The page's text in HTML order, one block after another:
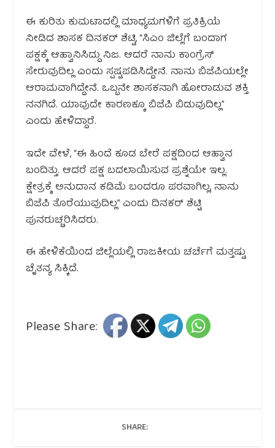
ಈ ಕುರಿತು ಕುಮಟಾದಲ್ಲಿ ಮಾಧ್ಯಮಗಳಿಗೆ ಪ್ರತಿಕ್ರಿಯೆ
ನೀಡಿದ ಶಾಸಕ ದಿನಕರ್ ಶೆಟ್ಟಿ, “ಸಿಎಂ ಜಿಲ್ಲೆಗೆ ಬಂದಾಗ
ಪಕ್ಷಕ್ಕೆ ಆಹ್ವಾನಿಸಿದ್ದು ನಿಜ. ಆದರೆ ನಾನು ಕಾಂಗ್ರೆಸ್
ಸೇರುವುದಿಲ್ಲ ಎಂದು ಸ್ಪಷ್ಟಪಡಿಸಿದ್ದೇನೆ. ನಾನು ಬಿಜೆಪಿಯಲ್ಲೇ
ಆರಾಮವಾಗಿದ್ದೇನೆ. ಒಬ್ಬನೇ ಶಾಸಕನಾಗಿ ಹೋರಾಡುವ ಶಕ್ತಿ
ನನಗಿದೆ. ಯಾವುದೇ ಕಾರಣಕ್ಕೂ ಬಿಜೆಪಿ ಬಿಡುವುದಿಲ್ಲ”
ಎಂದು ಹೇಳಿದ್ದಾರೆ.
ಇದೇ ವೇಳೆ, “ಈ ಹಿಂದೆ ಕೂಡ ಬೇರೆ ಪಕ್ಷದಿಂದ ಆಹ್ವಾನ
ಬಂದಿತ್ತು. ಆದರೆ ಪಕ್ಷ ಬದಲಾಯಿಸುವ ಪ್ರಶ್ನೆಯೇ ಇಲ್ಲ.
ಕ್ಷೇತ್ರಕ್ಕೆ ಅನುದಾನ ಕಡಿಮೆ ಬಂದರೂ ಪರವಾಗಿಲ್ಲ, ನಾನು
ಬಿಜೆಪಿ ತೊರೆಯುವುದಿಲ್ಲ” ಎಂದು ದಿನಕರ್ ಶೆಟ್ಟಿ
ಪುನರುಚ್ಚರಿಸಿದರು.
ಈ ಹೇಳಿಕೆಯಿಂದ ಜಿಲ್ಲೆಯಲ್ಲಿ ರಾಜಕೀಯ ಚರ್ಚೆಗೆ ಮತ್ತಷ್ಟು
ಚೈತನ್ಯ ಸಿಕ್ಕಿದೆ.
Please Share:
SHARE: